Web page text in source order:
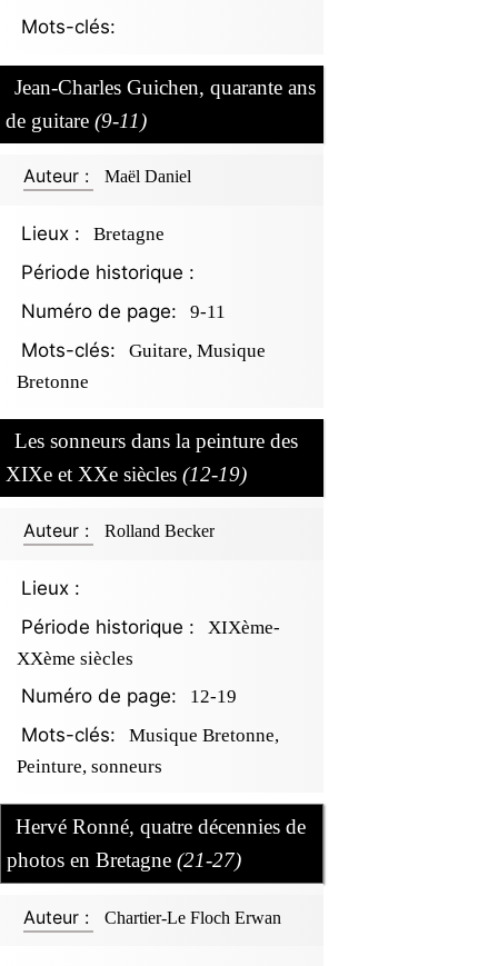
Mots-clés:
Jean-Charles Guichen, quarante ans
de guitare (9-11)
Auteur : Maël Daniel
Lieux : Bretagne
Période historique :
Numéro de page:
9-11
Mots-clés:
Guitare, Musique
Bretonne
Les sonneurs dans la peinture des
XIXe et XXe siècles (12-19)
Auteur : Rolland Becker
Lieux :
Période historique :
XIXème-
XXème siècles
Numéro de page: 12-19
Mots-clés:
Musique Bretonne,
Peinture, sonneurs
Hervé Ronné, quatre décennies de
photos en Bretagne (21-27)
Auteur : Chartier-Le Floch Erwan